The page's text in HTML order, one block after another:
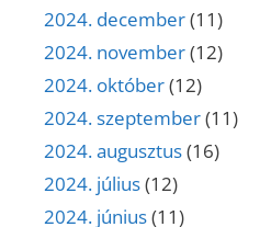
2024. december(11)
2024. november(12)
2024. október(12)
2024. szeptember(11)
2024. augusztus(16)
2024. július(12)
2024. június(11)